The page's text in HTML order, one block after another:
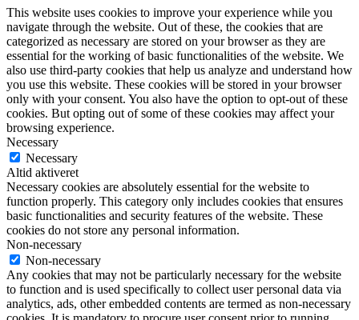
This website uses cookies to improve your experience while you
navigate through the website. Out of these, the cookies that are
categorized as necessary are stored on your browser as they are
essential for the working of basic functionalities of the website. We
also use third-party cookies that help us analyze and understand how
you use this website. These cookies will be stored in your browser
only with your consent. You also have the option to opt-out of these
cookies. But opting out of some of these cookies may affect your
browsing experience.
Necessary
Necessary
Altid aktiveret
Necessary cookies are absolutely essential for the website to
function properly. This category only includes cookies that ensures
basic functionalities and security features of the website. These
cookies do not store any personal information.
Non-necessary
Non-necessary
Any cookies that may not be particularly necessary for the website
to function and is used specifically to collect user personal data via
analytics, ads, other embedded contents are termed as non-necessary